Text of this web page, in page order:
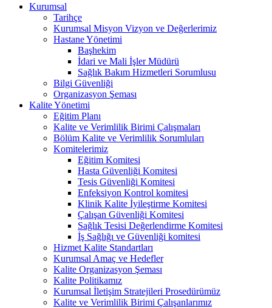
Kurumsal
Tarihçe
Kurumsal Misyon Vizyon ve Değerlerimiz
Hastane Yönetimi
Başhekim
İdari ve Mali İşler Müdürü
Sağlık Bakım Hizmetleri Sorumlusu
Bilgi Güvenliği
Organizasyon Şeması
Kalite Yönetimi
Eğitim Planı
Kalite ve Verimlilik Birimi Çalışmaları
Bölüm Kalite ve Verimlilik Sorumluları
Komitelerimiz
Eğitim Komitesi
Hasta Güvenliği Komitesi
Tesis Güvenliği Komitesi
Enfeksiyon Kontrol komitesi
Klinik Kalite İyileştirme Komitesi
Çalışan Güvenliği Komitesi
Sağlık Tesisi Değerlendirme Komitesi
İş Sağlığı ve Güvenliği komitesi
Hizmet Kalite Standartları
Kurumsal Amaç ve Hedefler
Kalite Organizasyon Şeması
Kalite Politikamız
Kurumsal İletişim Stratejileri Prosedürümüz
Kalite ve Verimlilik Birimi Çalışanlarımız